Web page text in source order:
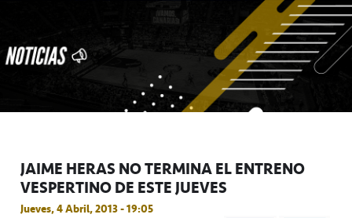
JAIME HERAS NO TERMINA EL ENTRENO
VESPERTINO DE ESTE JUEVES
Jueves, 4 Abril, 2013 - 19:05